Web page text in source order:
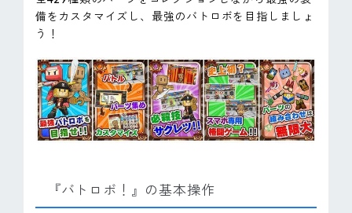
備をカスタマイズし、最強のバトロボを目指しましょ
う！
『バトロボ！』の基本操作